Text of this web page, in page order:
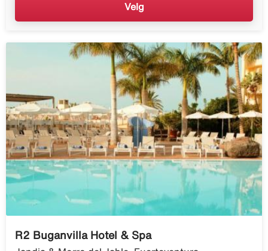
Velg
R2 Buganvilla Hotel & Spa